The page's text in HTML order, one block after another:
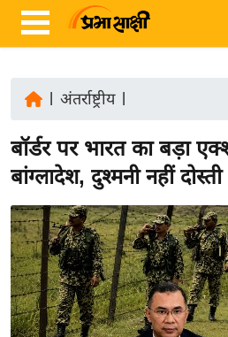
ज़ा
ख
र
रा
ष्ट्री
य
अं
अंतर्राष्ट्रीय|
बॉर्डर पर भारत का बड़ा
बांग्लादेश, दुश्मनी नहीं दोस्ती